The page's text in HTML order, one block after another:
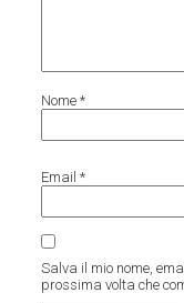
Nome*
Email*
Salva il mio nome,
prossima volta che